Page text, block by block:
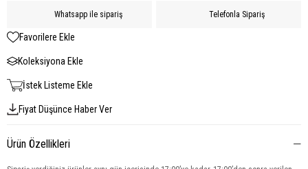
Whatsapp ile sipariş Telefonla Sipariş
Favorilere Ekle
Koleksiyona Ekle
İstek Listeme Ekle
Fiyat Düşünce Haber Ver
Ürün Özellikleri